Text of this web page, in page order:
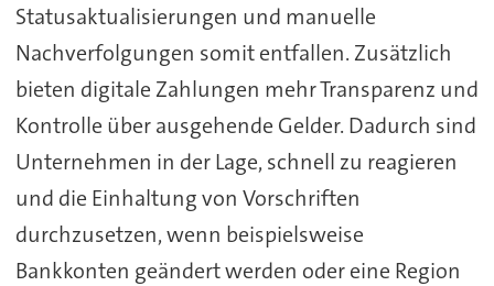
Statusaktualisierungen und manuelle
Nachverfolgungen somit entfallen. Zusätzlich
bieten digitale Zahlungen mehr Transparenz und
Kontrolle über ausgehende Gelder. Dadurch sind
Unternehmen in der Lage, schnell zu reagieren
und die Einhaltung von Vorschriften
durchzusetzen, wenn beispielsweise
Bankkonten geändert werden oder eine Region